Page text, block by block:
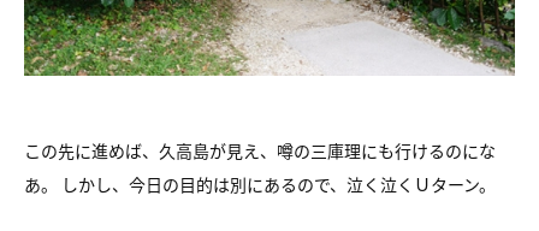
この先に進めば、久高島が見え、噂の三庫理にも行けるのにな
あ。 しかし、今日の目的は別にあるので、泣く泣くＵターン。